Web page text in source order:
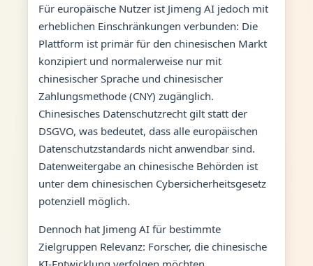
Für europäische Nutzer ist Jimeng AI jedoch mit
erheblichen Einschränkungen verbunden: Die
Plattform ist primär für den chinesischen Markt
konzipiert und normalerweise nur mit
chinesischer Sprache und chinesischer
Zahlungsmethode (CNY) zugänglich.
Chinesisches Datenschutzrecht gilt statt der
DSGVO, was bedeutet, dass alle europäischen
Datenschutzstandards nicht anwendbar sind.
Datenweitergabe an chinesische Behörden ist
unter dem chinesischen Cybersicherheitsgesetz
potenziell möglich.
Dennoch hat Jimeng AI für bestimmte
Zielgruppen Relevanz: Forscher, die chinesische